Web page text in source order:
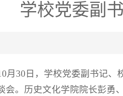
学校党委副
月30日，学校党委副书记
会。历史文化学院院长彭勇